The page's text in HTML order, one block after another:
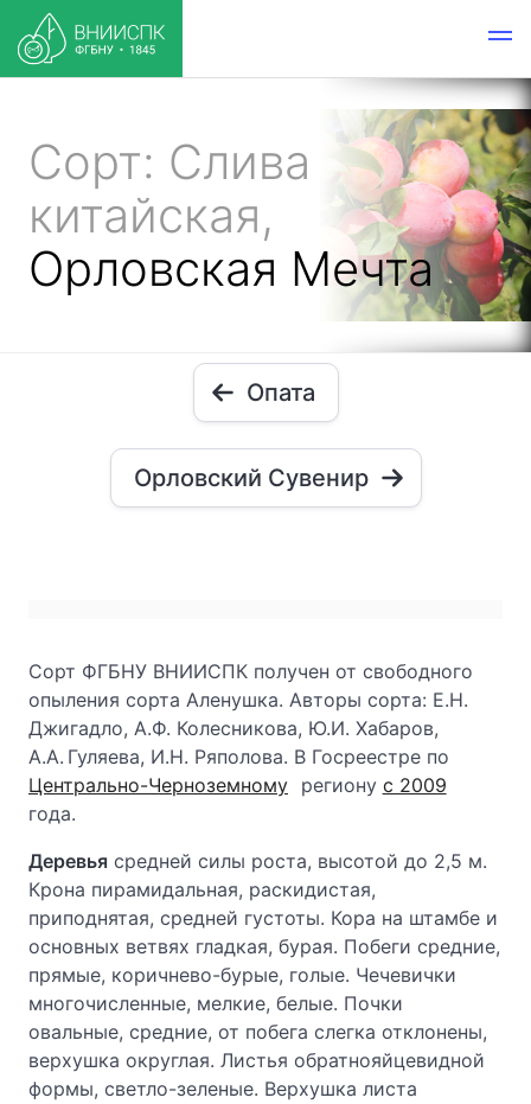
Сорт: Слива
китайская,
Орловская Мечта
Опата
Орловский Сувенир
Сорт ФГБНУ ВНИИСПК получен от свободного
опыления сорта Аленушка. Авторы сорта: Е.Н.
Джигадло, А.Ф. Колесникова, Ю.И. Хабаров,
А.А. Гуляева, И.Н. Ряполова. В Госреестре по
Центрально-Черноземному региону с 2009
года.
Деревья средней силы роста, высотой до 2,5 м.
Крона пирамидальная, раскидистая,
приподнятая, средней густоты. Кора на штамбе и
основных ветвях гладкая, бурая. Побеги средние,
прямые, коричнево-бурые, голые. Чечевички
многочисленные, мелкие, белые. Почки
овальные, средние, от побега слегка отклонены,
верхушка округлая. Листья обратнояйцевидной
формы, светло-зеленые. Верхушка листа